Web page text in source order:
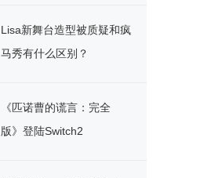
Lisa新舞台造型被质疑和疯
马秀有什么区别？
《匹诺曹的谎言：完全
版》登陆Switch2